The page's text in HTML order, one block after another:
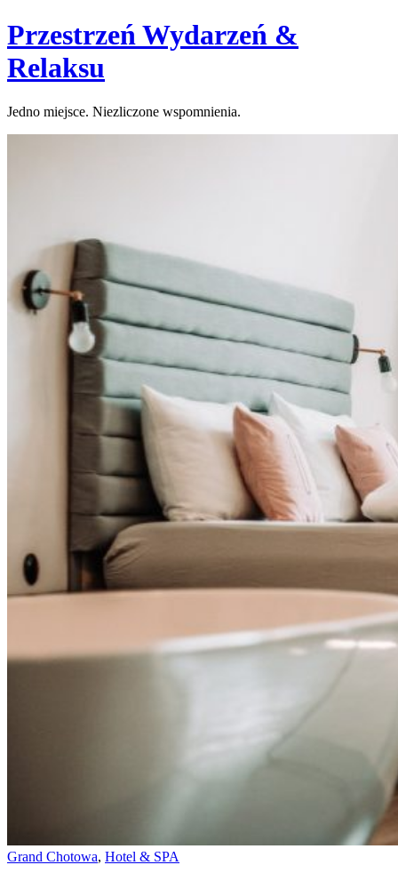
Skip
to
content
Przestrzeń Wydarzeń &
Relaksu
Jedno miejsce. Niezliczone wspomnienia.
Categories:
Grand Chotowa, Hotel & SPA